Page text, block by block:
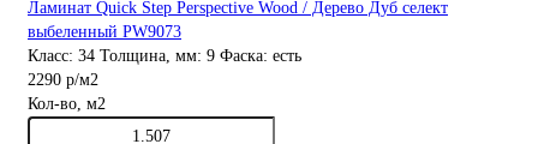
Ламинат Quick Step Perspective Wood / Дерево Дуб селект
выбеленный PW9073
Класс: 34 Толщина, мм: 9 Фаска: есть
2290 р/м2
Кол-во, м2